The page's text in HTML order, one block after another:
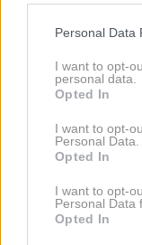
Please note that
not limited to your
grant or deny
use your data for
consent section.
Personal Data
I want to opt-
personal data.
Opted In
I want to opt-
Personal Data.
Opted In
I want to opt-
Personal Data
Opted In
Zmerno
Kakovosten
Dobri socialni
Izogibanje
Moški, ki pri
navadami, lahko